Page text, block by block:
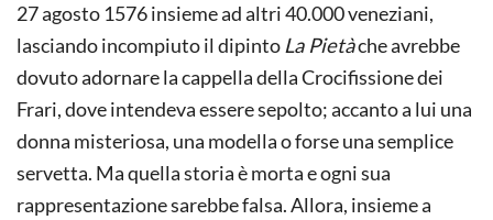
27 agosto 1576 insieme ad altri 40.000 veneziani,
lasciando incompiuto il dipintoLa Pietàche avrebbe
dovuto adornare la cappella della Crocifissione dei
Frari, dove intendeva essere sepolto; accanto a lui una
donna misteriosa, una modella o forse una semplice
servetta. Ma quella storia è morta e ogni sua
rappresentazione sarebbe falsa. Allora, insieme a